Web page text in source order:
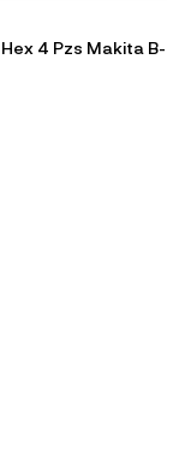
4 Pzs Makita B-